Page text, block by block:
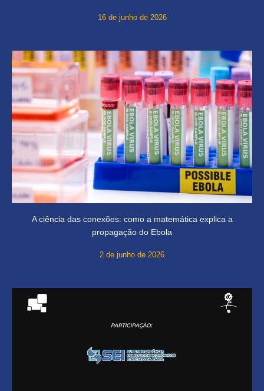
16 de junho de 2026
A ciência das conexões: como a matemática explica a
propagação do Ebola
2 de junho de 2026